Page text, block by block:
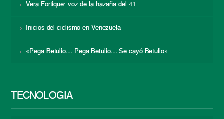
Vera Fortique: voz de la hazaña del 41
Inicios del ciclismo en Venezuela
«Pega Betulio… Pega Betulio… Se cayó Betulio»
TECNOLOGÍA